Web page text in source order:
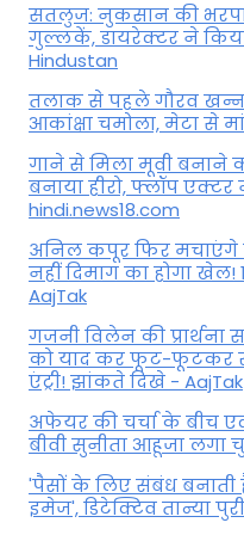
सतलुज: नुकसान की
गुल्लकें, डायरेक्टर ने
Hindustan
तलाक से पहले गौरव
आकांक्षा चमोला, मेटा से
गाने से मिला मूवी बनाने
बनाया हीरो, फ्लॉप
hindi.news18.com
अनिल कपूर फिर मचाएंगे
नहीं दिमाग का होगा
AajTak
गजनी विलेन की प्रार्थना
को याद कर फूट-फूटकर
एंट्री! झांकते दिखे - AajTak
अफेयर की चर्चा के बीच
बीवी सुनीता आहूजा लगा
'पैसों के लिए संबंध बनाती
इमेज', डिटेक्टिव तान्या